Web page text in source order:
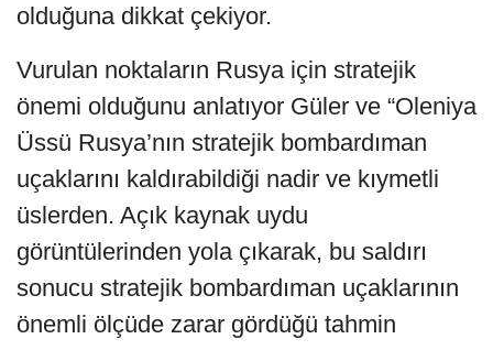
olduğuna dikkat çekiyor.
Vurulan noktaların Rusya için stratejik
önemi olduğunu anlatıyor Güler ve “Oleniya
Üssü Rusya’nın stratejik bombardıman
uçaklarını kaldırabildiği nadir ve kıymetli
üslerden. Açık kaynak uydu
görüntülerinden yola çıkarak, bu saldırı
sonucu stratejik bombardıman uçaklarının
önemli ölçüde zarar gördüğü tahmin